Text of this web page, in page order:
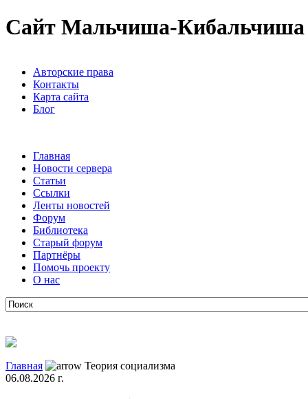
Сайт Мальчиша-Кибальчиша
Авторские права
Контакты
Карта сайта
Блог
Главная
Новости сервера
Статьи
Ссылки
Ленты новостей
Форум
Библиотека
Старый форум
Партнёры
Помочь проекту
О нас
Главная
Теория социализма
06.08.2026 г.